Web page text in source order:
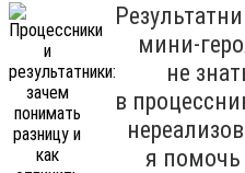
мини-
не
в
я помочь